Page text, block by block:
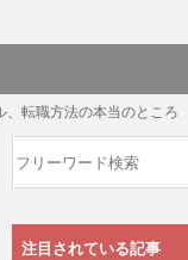
転職方法の本当のところ
注目されている記事